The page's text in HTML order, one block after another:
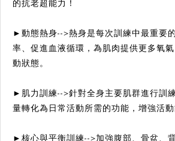
的抗老超能力！
►動態熱身-->熱身是每次訓練中最重要
率、促進血液循環，為肌肉提供更多氧
動狀態。
►肌力訓練-->針對全身主要肌群進行訓
量轉化為日常活動所需的功能，增強活動
►核心與平衡訓練-->加強腹部、骨盆、